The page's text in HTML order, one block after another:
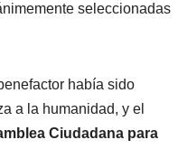
seleccionadas
había sido
a la humanidad, y el
Ciudadana para